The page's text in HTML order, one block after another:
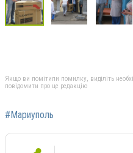
Якщо ви помітили помилку, виділіть
повідомити про це редакцію
#Мариуполь